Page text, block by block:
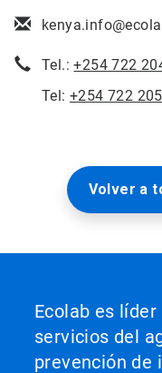
Tel.:+254 722
Tel: +254 722
Volver a
Ecolab es
servicios del
prevención de